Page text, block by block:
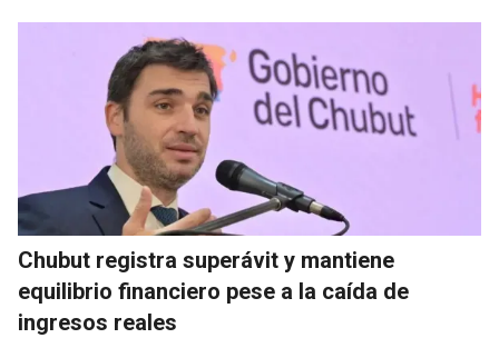
Chubut registra superávit y mantiene
equilibrio financiero pese a la caída de
ingresos reales